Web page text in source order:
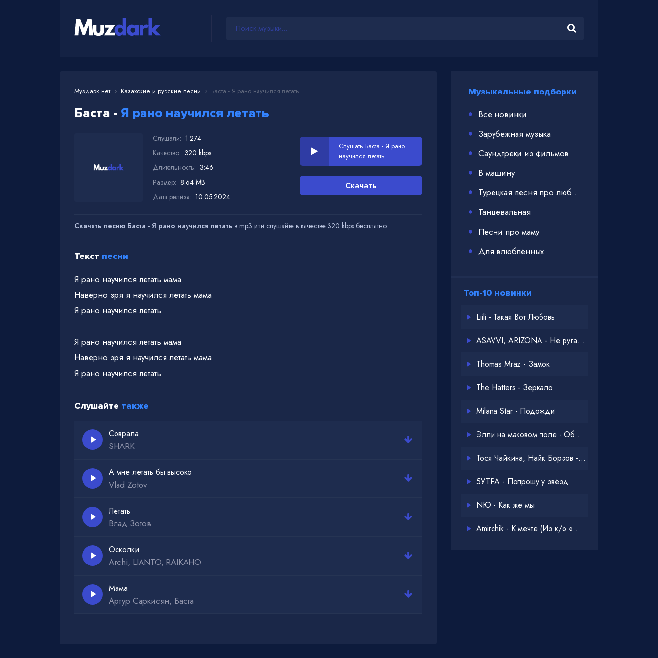
Муздарк.нет Казахские и русские песни Баста - Я рано научился летать
Баста - Я рано научился летать
Слушали: 1 274
Качество: 320 kbps
Длительность: 3:46
Размер: 8.64 MB
Дата релиза: 10.05.2024
Слушать Баста - Я рано
научился летать
Скачать
Скачать песню Баста - Я рано научился летать в mp3 или слушайте в качестве 320 kbps бесплатно
Текст песни
Я рано научился летать мама
Наверно зря я научился летать мама
Я рано научился летать
Я рано научился летать мама
Наверно зря я научился летать мама
Я рано научился летать
Слушайте также
Соврала
SHARK
А мне летать бы высоко
Vlad Zotov
Летать
Влад Зотов
Осколки
Archi, LIANTO, RAIKAHO
Мама
Артур Саркисян, Баста
Музыкальные подборки
Все новинки
Зарубежная музыка
Саундтреки из фильмов
В машину
Турецкая песня про любовь
Танцевальная
Песни про маму
Для влюблённых
Топ-10 новинки
Liili - Такая Вот Любовь
ASAVVI, ARIZONA - Не ругайся
Thomas Mraz - Замок
The Hatters - Зеркало
Milana Star - Подожди
Элли на маковом поле - Обнимай
Тося Чайкина, Найк Борзов - Опять
5УТРА - Попрошу у звёзд
NЮ - Как же мы
Amirchik - К мечте (Из к/ф «Одна дома 3»)